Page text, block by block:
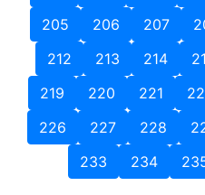
205
206 207
212
213 214
219
220 221
226
227 228
233
234